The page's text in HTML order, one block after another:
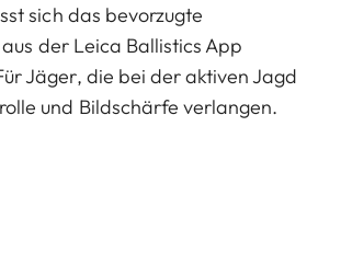
sich das bevorzugte
der Leica Ballistics App
Jäger, die bei der aktiven Jagd
und Bildschärfe verlangen.